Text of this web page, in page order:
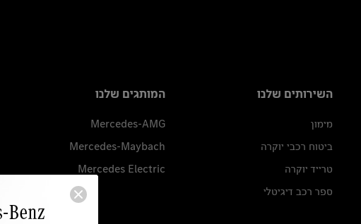
השירותים שלנו
מימון
ביטוח רכבי יוקרה
טרייד יוקרה
ספר רכב דיגיטלי
המותגים שלנו
Mercedes-AMG
Mercedes-Maybach
Mercedes Electric